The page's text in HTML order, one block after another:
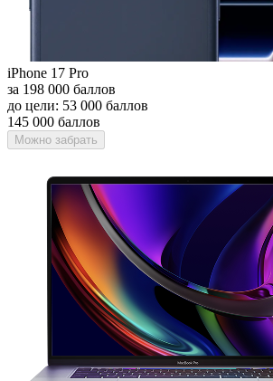
iPhone 17 Pro
за 198 000 баллов
до цели: 53 000 баллов
145 000 баллов
Можно забрать